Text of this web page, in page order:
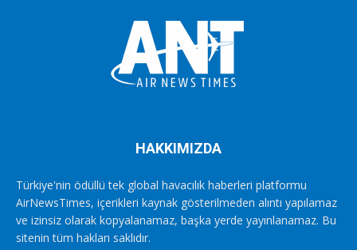
HAKKIMIZDA
Türkiye'nin ödüllü tek global havacılık haberleri platformu
AirNewsTimes, içerikleri kaynak gösterilmeden alıntı yapılamaz
ve izinsiz olarak kopyalanamaz, başka yerde yayınlanamaz. Bu
sitenin tüm hakları saklıdır.